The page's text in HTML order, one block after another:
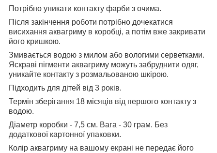
Потрібно уникати контакту фарби з очима.
Після закінчення роботи потрібно дочекатися
висихання аквагриму в коробці, а потім вже закривати
його кришкою.
Змивається водою з милом або вологими серветками.
Яскраві пігменти аквагриму можуть забруднити одяг,
уникайте контакту з розмальованою шкірою.
Підходить для дітей від 3 років.
Термін зберігання 18 місяців від першого контакту з
водою.
Діаметр коробки - 7,5 см. Вага - 30 грам. Без
додаткової картонної упаковки.
Колір аквагриму на вашому екрані не передає його